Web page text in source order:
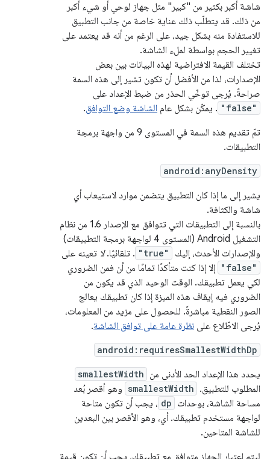
شاشة أكبر بكثير من "كبير" مثل جهاز لوحي أو شيء أكبر
من ذلك. قد يتطلّب ذلك عناية خاصة من جانب التطبيق
للاستفادة منه بشكل جيد، على الرغم من أنه قد يعتمد على
تغيير الحجم بواسطة لملء الشاشة.
تختلف القيمة الافتراضية لهذه البيانات بين بعض
الإصدارات، لذا من الأفضل أن تكون تشير إلى هذه السمة
صراحةً. يُرجى توخّي الحذر من ضبط الإعداد على
"false" . يمكّن بشكل عام الشاشة وضع التوافق.
تمّ تقديم هذه السمة في المستوى 9 من واجهة برمجة
التطبيقات.
android:anyDensity
يشير إلى ما إذا كان التطبيق يتضمن موارد لاستيعاب أي
شاشة والكثافة.
بالنسبة إلى التطبيقات التي تتوافق مع الإصدار 1.6 من نظام
التشغيل Android (المستوى 4 لواجهة برمجة التطبيقات)
والإصدارات الأحدث، إليك
"true" . تلقائيًا.لا تعينه على
"false"
إلا إذا كنت متأكدًا تمامًا من أن فمن الضروري
لكي يعمل تطبيقك. الوقت الوحيد الذي قد يكون من
الضروري فيه إيقاف هذه الميزة إذا كان تطبيقك يعالج
الصور النقطية مباشرةً. للحصول على مزيد من المعلومات،
يُرجى الاطّلاع على نظرة عامة على توافق الشاشة.
android:requiresSmallestWidthDp
يحدد هذا الإعداد الحد الأدنى من smallestWidth
المطلوب للتطبيق. smallestWidth وهو أقصر بُعد
مساحة الشاشة، بوحدات dp ، يجب أن تكون متاحة
لواجهة مستخدم تطبيقك. أي، وهو الأقصر بين البعدين
للشاشة المتاحين.
ليتم اعتبار الجهاز متوافق مع تطبيقك، يجب أن تكون قيمة